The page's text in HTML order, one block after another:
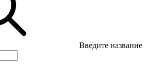
Введите название